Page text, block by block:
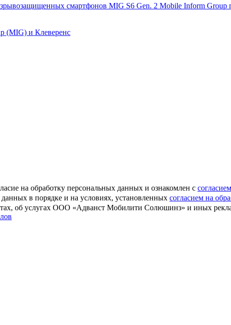
Mobile Inform Group
(MIG) и Клеверенс
на обработку персональных данных и ознакомлен с
в порядке и на условиях, установленных согласием на
об услугах ООО «Адванст Мобилити Солюшинз» и иных